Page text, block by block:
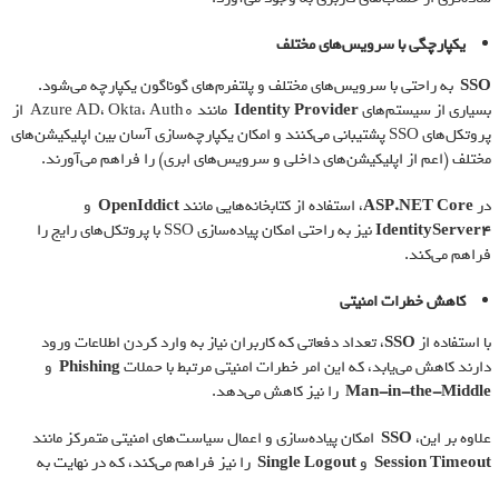
یکپارچگی با سرویس‌های مختلف
SSOبه راحتی با سرویس‌های مختلف و پلتفرم‌های گوناگون یکپارچه می‌شود.
بسیاری از سیستم‌هایIdentity Provider
مانند Azure AD، Okta، Auth0 از
پروتکل‌های SSO پشتیبانی می‌کنند و امکان یکپارچه‌سازی آسان بین اپلیکیشن‌های
مختلف (اعم از اپلیکیشن‌های داخلی و سرویس‌های ابری) را فراهم می‌آورند.
درASP.NET Core، استفاده از کتابخانه‌هایی مانندOpenIddictو
IdentityServer4
نیز به راحتی امکان پیاده‌سازی SSO با پروتکل‌های رایج را
فراهم می‌کند.
کاهش خطرات امنیتی
با استفاده ازSSO، تعداد دفعاتی که کاربران نیاز به وارد کردن اطلاعات ورود
دارند کاهش می‌یابد، که این امر خطرات امنیتی مرتبط با حملاتPhishing و
Man-in-the-Middleرا نیز کاهش می‌دهد.
علاوه بر این، SSOامکان پیاده‌سازی و اعمال سیاست‌های امنیتی متمرکز مانند
Session Timeout وSingle Logoutرا نیز فراهم می‌کند، که در نهایت به